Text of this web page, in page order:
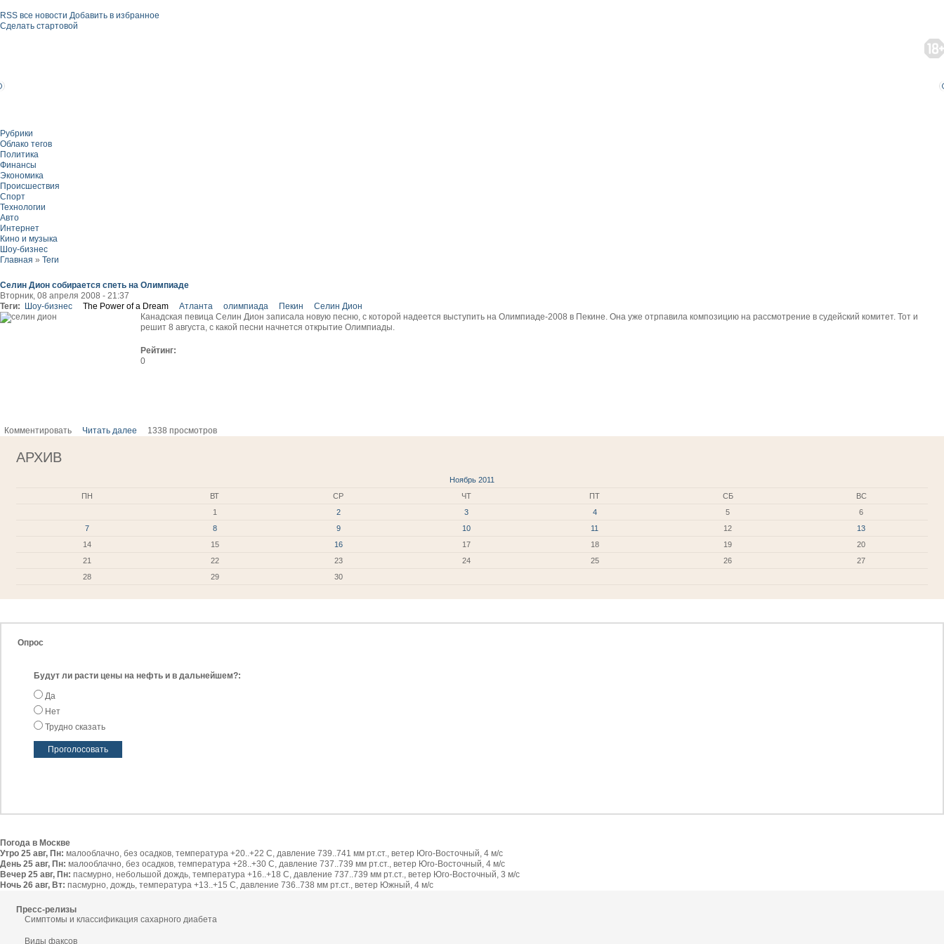
RSS все новости Добавить в избранное
Сделать стартовой
Рубрики
Облако тегов
Политика
Финансы
Экономика
Происшествия
Спорт
Технологии
Авто
Интернет
Кино и музыка
Шоу-бизнес
Главная » Теги
Селин Дион собирается спеть на Олимпиаде
Вторник, 08 апреля 2008 - 21:37
Теги:
Шоу-бизнес The Power of a Dream Атланта олимпиада Пекин
Селин Дион
Канадская певица Селин Дион записала новую песню, с которой надеется выступить на Олимпиаде-2008 в Пекине. Она уже отрпавила композицию на рассмотрение в судейский комитет. Тот и
решит 8 августа, с какой песни начнется открытие Олимпиады.
Рейтинг:
0
Комментировать Читать далее 1338 просмотров
АРХИВ
Ноябрь 2011
ПН
ВТ СР ЧТ ПТ СБ
ВС
1
2 3 4 5
6
7
8 9 10 11 12
13
14
15 16 17 18 19
20
21
22 23 24 25 26
27
28
29 30
Опрос
Будут ли расти цены на нефть и в дальнейшем?:
Да
Нет
Трудно сказать
Погода в Москве
Утро 25 авг, Пн: малооблачно, без осадков, температура +20..+22 С, давление 739..741 мм рт.ст., ветер Юго-Восточный, 4 м/с
День 25 авг, Пн: малооблачно, без осадков, температура +28..+30 С, давление 737..739 мм рт.ст., ветер Юго-Восточный, 4 м/с
Вечер 25 авг, Пн: пасмурно, небольшой дождь, температура +16..+18 С, давление 737..739 мм рт.ст., ветер Юго-Восточный, 3 м/с
Ночь 26 авг, Вт: пасмурно, дождь, температура +13..+15 С, давление 736..738 мм рт.ст., ветер Южный, 4 м/с
Пресс-релизы
Симптомы и классификация сахарного диабета
Виды факсов